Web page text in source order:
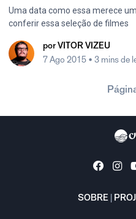
Uma data como essa merece
conferir essa seleção de filmes
por VITOR VIZEU
7 Ago 2015 • 3 mins de
SOBRE